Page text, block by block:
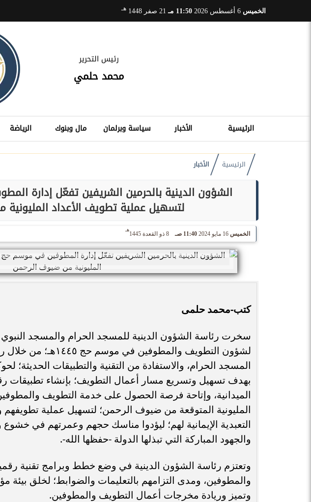
الخميس 11:50 مـ 21 صفر 1448 هـ
رئيس التحرير
محمد حلمي
الرئيسية الأخبار سياسة وبرلمان مال وبنوك الرياضة
الرئيسية الأخبار
لتسهيل عملية تطويف الأعداد
الخميس 16 مايو 2024 11:40 صـ 8 ذو القعدة 1445
هـ
كتب-محمد حلمى
سخرت رئاسة الشؤون الدينية للمسجد الحرام والمسجد النبوي
لشؤون التطويف
المسجد الحرام، والاستفادة من التقنية والتطبيقات الحديثة؛
بهدف تسهيل وتسريع مسار أعمال التطويف؛ بإنشاء تطبيقات
الميدانية، وإتاحة فرصة الحصول على خدمة التطويف
المليونية المتوقعة من ضيوف الرحمن؛ لتسهيل عملية تطويفهم
التعبدية الإيمانية لهم؛ ليؤدوا مناسك حجهم وعمرتهم في
والجهود المباركة التي تبذلها الدولة -حفظها الله-.
وتعتزم رئاسة الشؤون الدينية في وضع خطط وبرامج تقنية
والمطوفين، ومدى التزامهم بالتعليمات والضوابط؛ لخلق
وتميز وريادة مخرجات أعمال التطويف والمطوفين.